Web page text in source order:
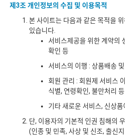
제3조 개인정보의 수집 및 이용목적
본 사이트는 다음과 같은 목적을
있습니다.
서비스제공을 위한 계약의
확인 등
서비스의 이행 : 상품배송 및
회원 관리 : 회원제 서비스
식별, 연령확인, 불만처리
기타 새로운 서비스, 신상
단, 이용자의 기본적 인권 침해의
(인종 및 민족, 사상 및 신조, 출신